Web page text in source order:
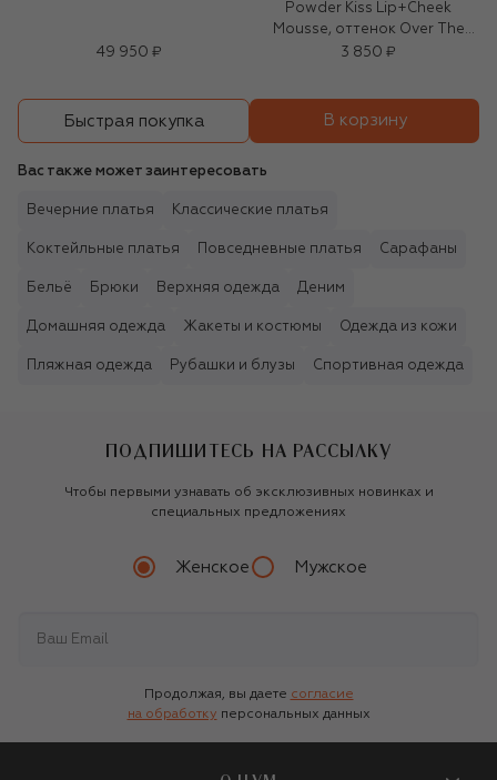
49 950 ₽
Powder Kiss Lip+Cheek
Mousse, оттенок Over The
Taupe (5ml)
3 850 ₽
Быстрая покупка В корзину
Вас также может заинтересовать
Вечерние платья Классические платья
Коктейльные платья Повседневные платья Сарафаны
Бельё Брюки Верхняя одежда Деним
Домашняя одежда Жакеты и костюмы Одежда из кожи
Пляжная одежда Рубашки и блузы Спортивная одежда
ПОДПИШИТЕСЬ НА РАССЫЛКУ
Чтобы первыми узнавать об эксклюзивных новинках и
специальных предложениях
Женское Мужское
Продолжая, вы даете согласие
на обработку персональных данных